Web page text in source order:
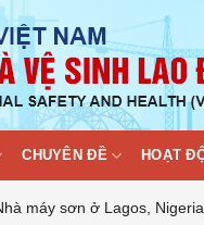
CHUYÊN ĐỀ HOẠT
máy sơn ở Lagos, Nigeria